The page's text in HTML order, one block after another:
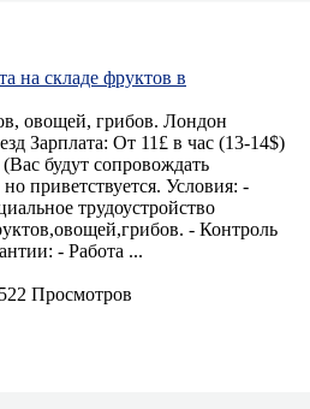
на складе фруктов в
овощей, грибов. Лондон
Зарплата: От 11£ в час (13-14$)
будут сопровождать
приветствуется. Условия: -
трудоустройство
- Контроль
- Работа ...
522 Просмотров